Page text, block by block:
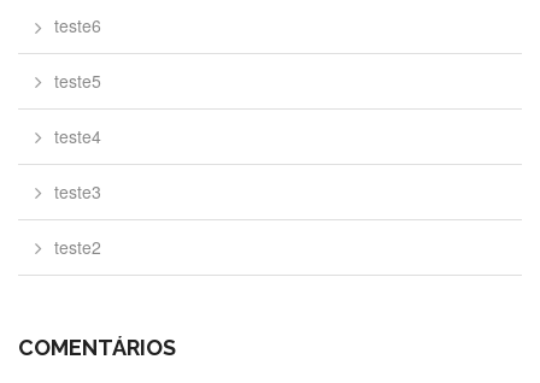
teste6
teste5
teste4
teste3
teste2
COMENTÁRIOS